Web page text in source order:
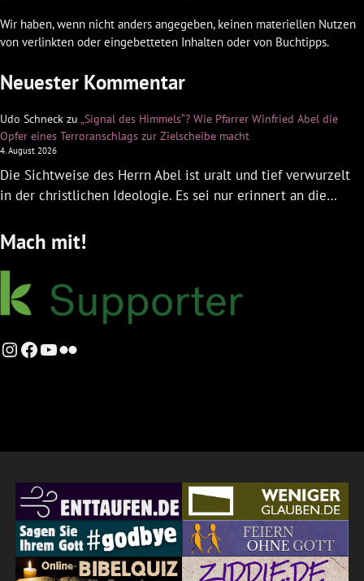
Wir haben, wenn nicht anders angegeben, keinen materiellen Nutzen
von verlinkten oder eingebetteten Inhalten oder von Buchtipps.
Neuester Kommentar
Udo Schneck zu „Signal des Himmels“? Wie Pfarrer Winfried Abel die
Opfer eines Terroranschlags zur Zielscheibe macht
4. August 2026
Die Sichtweise des Herrn Abel ist uralt und tief verwurzelt
in der christlichen Ideologie. Es sei nur erinnert an die…
Mach mit!
Instagram
Facebook
YouTube
Flickr